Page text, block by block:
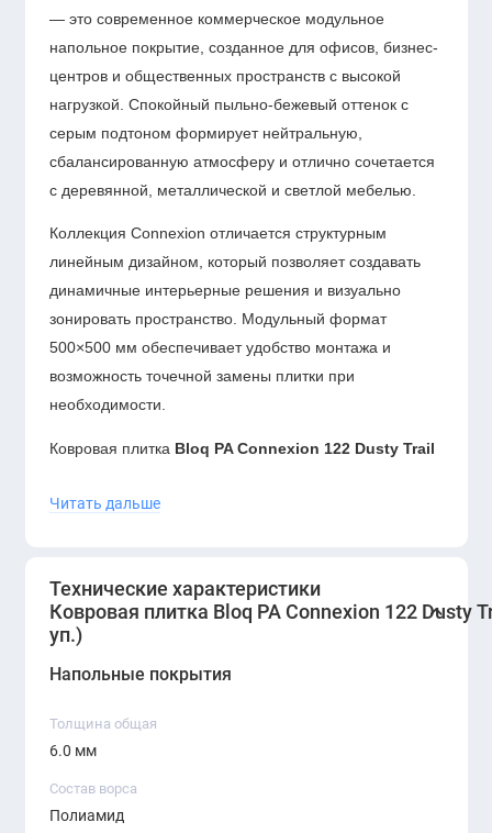
— это современное коммерческое модульное
напольное покрытие, созданное для офисов, бизнес-
центров и общественных пространств с высокой
нагрузкой. Спокойный пыльно-бежевый оттенок с
серым подтоном формирует нейтральную,
сбалансированную атмосферу и отлично сочетается
с деревянной, металлической и светлой мебелью.
Коллекция Connexion отличается структурным
линейным дизайном, который позволяет создавать
динамичные интерьерные решения и визуально
зонировать пространство. Модульный формат
500×500 мм обеспечивает удобство монтажа и
возможность точечной замены плитки при
необходимости.
Ковровая плитка Bloq PA Connexion 122 Dusty Trail
офиса. Нейтральный пыльно-бежевый оттенок легко
высокой ежедневной нагрузке.
Оптимальный выбор для проектов, где важны стиль,
акустический комфорт и практичность.
Читать дальше
Технические характеристики
Ковровая плитка Bloq PA Connexion 122
уп.)
Напольные покрытия
Толщина общая
6.0 мм
Состав ворса
Полиамид